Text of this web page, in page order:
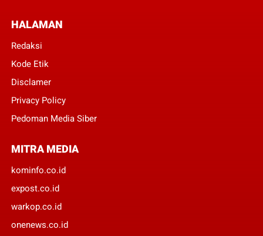
HALAMAN
Redaksi
Kode Etik
Disclamer
Privacy Policy
Pedoman Media Siber
MITRA MEDIA
kominfo.co.id
expost.co.id
warkop.co.id
onenews.co.id